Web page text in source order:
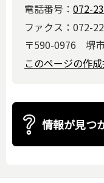
電話番号： 072-
ファクス：072-
〒590-0976 堺
このページの作
情報が見つ